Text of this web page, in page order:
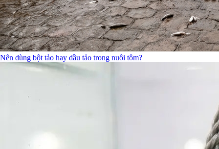
Nên dùng bột tảo hay dầu tảo trong nuôi tôm?